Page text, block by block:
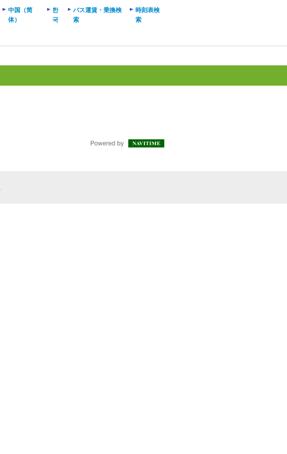
中国（简
体）
한
국
バス運賃・乗換検
索
時刻表検
索